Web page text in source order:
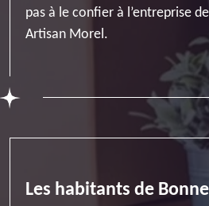
pas à le confier à l’entreprise
Artisan Morel.
Les habitants de